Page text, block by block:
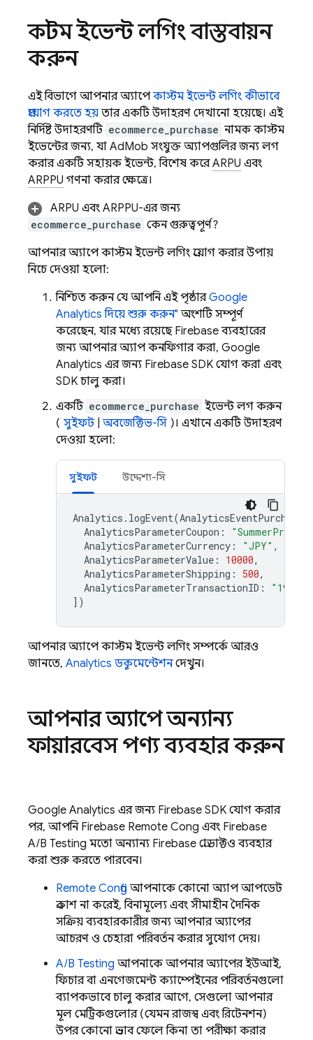
কাস্টম ইভেন্ট লগিং বাস্তবায়ন
করুন
এই বিভাগে আপনার অ্যাপেকাস্টম ইভেন্ট লগিং কীভাবে
প্রয়োগ করতে হয় তার একটি উদাহরণ দেখানো হয়েছে। এই
নির্দিষ্ট উদাহরণটি ecommerce_purchase নামক কাস্টম
ইভেন্টের জন্য, যা AdMob সংযুক্ত অ্যাপগুলির জন্য লগ
করার একটি সহায়ক ইভেন্ট, বিশেষ করেARPU এবং
ARPPU গণনা করার ক্ষেত্রে।
ARPU এবং ARPPU-এর জন্য
ecommerce_purchase কেন গুরুত্বপূর্ণ?
আপনার অ্যাপে কাস্টম ইভেন্ট লগিং প্রয়োগ করার উপায়
নিচে দেওয়া হলো:
নিশ্চিত করুন যে আপনি এই পৃষ্ঠারGoogle
Analytics দিয়ে শুরু করুন" অংশটি সম্পূর্ণ
করেছেন, যার মধ্যে রয়েছে Firebase ব্যবহারের
জন্য আপনার অ্যাপ কনফিগার করা, Google
Analytics এর জন্য Firebase SDK যোগ করা এবং
SDK চালু করা।
একটি ecommerce_purchase ইভেন্ট লগ করুন
( সুইফট| অবজেক্টিভ-সি )। এখানে একটি উদাহরণ
দেওয়া হলো:
সুইফট উদ্দেশ্য-সি
Analytics . logEvent(AnalyticsEventPurchase
AnalyticsParameterCoupon : "SummerPromo"
AnalyticsParameterCurrency : "JPY" ,
AnalyticsParameterValue : 10000,
AnalyticsParameterShipping : 500,
AnalyticsParameterTransactionID :
])
আপনার অ্যাপে কাস্টম ইভেন্ট লগিং সম্পর্কে আরও
জানতে, Analytics ডকুমেন্টেশনদেখুন।
আপনার অ্যাপে অন্যান্য
ফায়ারবেস পণ্য ব্যবহার করুন
Google Analytics এর জন্য Firebase SDK যোগ করার
পর, আপনি Firebase Remote Config এবং Firebase
A/B Testing মতো অন্যান্য Firebase প্রোডাক্টও ব্যবহার
করা শুরু করতে পারবেন।
Remote Config আপনাকে কোনো অ্যাপ আপডেট
প্রকাশ না করেই, বিনামূল্যে এবং সীমাহীন দৈনিক
সক্রিয় ব্যবহারকারীর জন্য আপনার অ্যাপের
আচরণ ও চেহারা পরিবর্তন করার সুযোগ দেয়।
A/B Testing আপনাকে আপনার অ্যাপের ইউআই,
ফিচার বা এনগেজমেন্ট ক্যাম্পেইনের পরিবর্তনগুলো
ব্যাপকভাবে চালু করার আগে, সেগুলো আপনার
মূল মেট্রিকগুলোর (যেমন রাজস্ব এবং রিটেনশন)
উপর কোনো প্রভাব ফেলে কিনা তা পরীক্ষা করার